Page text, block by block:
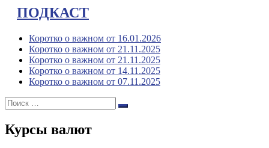
ПОДКАСТ
Коротко о важном от 16.01.2026
Коротко о важном от 21.11.2025
Коротко о важном от 21.11.2025
Коротко о важном от 14.11.2025
Коротко о важном от 07.11.2025
Поиск:
Поиск
Курсы валют